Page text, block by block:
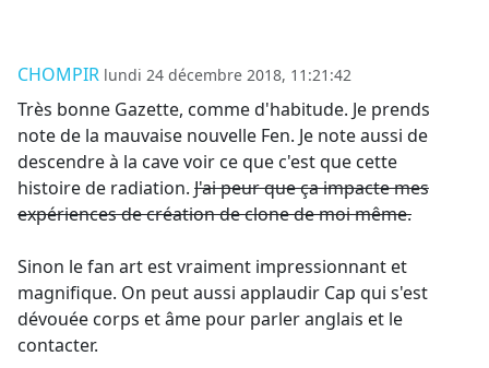
CHOMPIR lundi 24 décembre 2018, 11:21:42
Très bonne Gazette, comme d'habitude. Je prends
note de la mauvaise nouvelle Fen. Je note aussi de
descendre à la cave voir ce que c'est que cette
histoire de radiation. J'ai peur que ça impacte mes
expériences de création de clone de moi même.
Sinon le fan art est vraiment impressionnant et
magnifique. On peut aussi applaudir Cap qui s'est
dévouée corps et âme pour parler anglais et le
contacter.